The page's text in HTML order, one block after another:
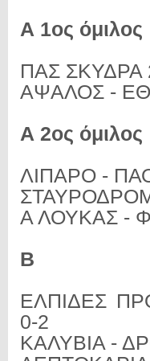
Α 1ος όμιλος
ΠΑΣ ΣΚΥΔΡΑ
ΑΨΑΛΟΣ -
Α 2ος όμιλος
ΛΙΠΑΡΟ -
Α ΛΟΥΚΑΣ -
Β
ΕΛΠΙΔΕΣ
0-2
ΚΑΛΥΒΙΑ -